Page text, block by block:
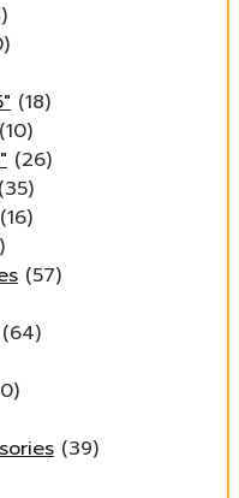
(18)
(10)
(26)
(35)
(16)
(57)
(64)
(39)